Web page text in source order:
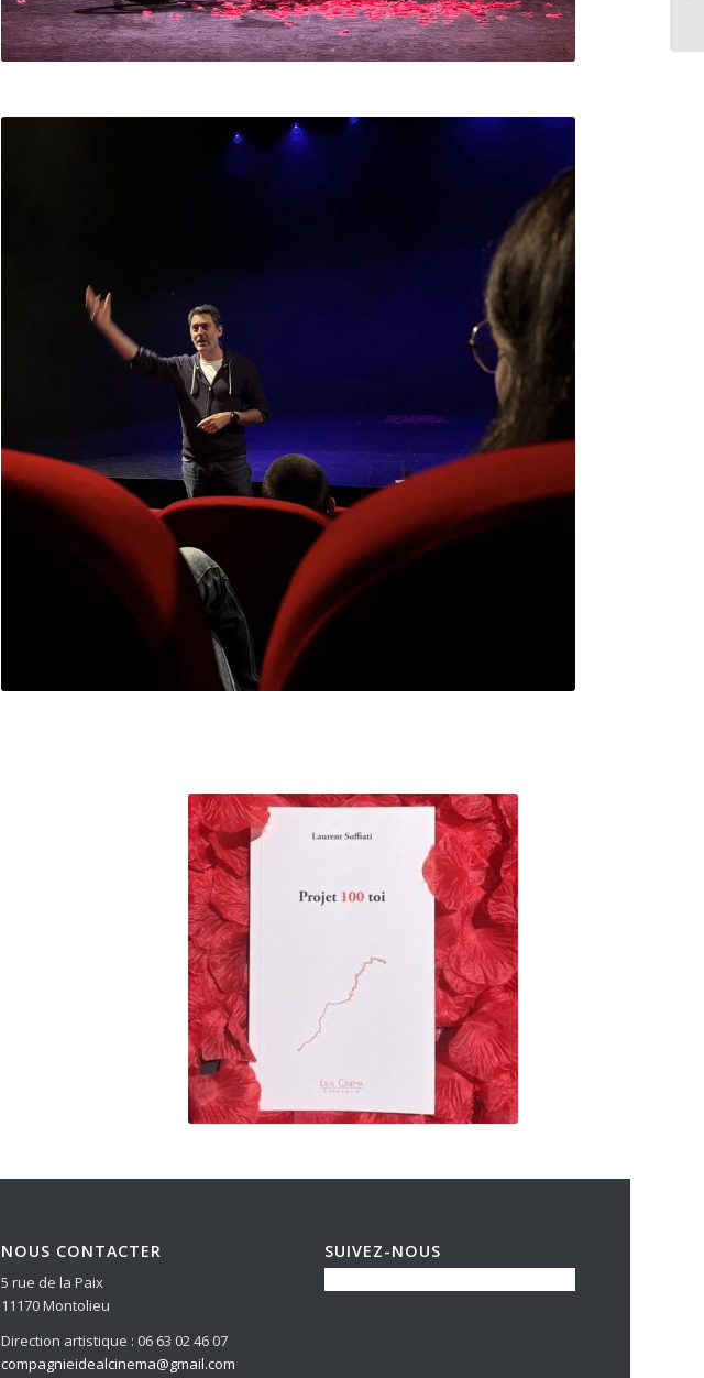
NOUS CONTACTER
5 rue de la Paix
11170 Montolieu
Direction artistique : 06 63 02 46 07
compagnieidealcinema@gmail.com
SUIVEZ-NOUS